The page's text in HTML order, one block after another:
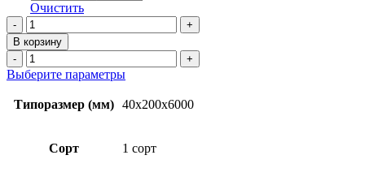
Очистить
Количество
товара
Доска
обрезная
40х200х6000
1
В корзину
Количество
товара
Доска
обрезная
40х200х6000
Выберите параметрыЭтот
имеет
Опции
Типоразмер (мм) 40х200х6000
Сорт 1 сорт